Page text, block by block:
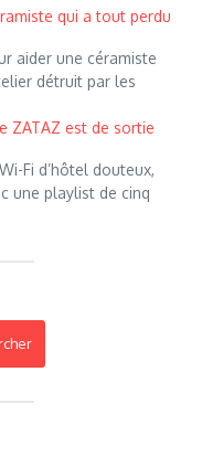
qui a tout perdu
aider une céramiste
détruit par les
ZATAZ est de sortie
Fi d’hôtel douteux,
une playlist de cinq